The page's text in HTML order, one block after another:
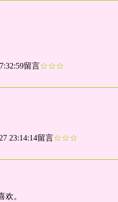
留言☆☆☆
23:14:14留言☆☆☆
欢。